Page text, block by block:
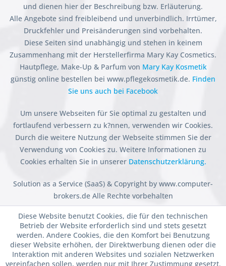
und dienen hier der Beschreibung bzw. Erläuterung.
Alle Angebote sind freibleibend und unverbindlich. Irrtümer,
Druckfehler und Preisänderungen sind vorbehalten.
Diese Seiten sind unabhängig und stehen in keinem
Zusammenhang mit der Herstellerfirma Mary Kay Cosmetics.
Hautpflege, Make-Up & Parfum von Mary Kay Kosmetik
günstig online bestellen bei www.pflegekosmetik.de. Finden
Sie uns auch bei Facebook
Um unsere Webseiten für Sie optimal zu gestalten und
fortlaufend verbessern zu k?nnen, verwenden wir Cookies.
Durch die weitere Nutzung der Webseite stimmen Sie der
Verwendung von Cookies zu. Weitere Informationen zu
Cookies erhalten Sie in unserer Datenschutzerklärung.
Solution as a Service (SaaS) & Copyright by www.computer-
brokers.de Alle Rechte vorbehalten
Diese Website benutzt Cookies, die für den technischen
Betrieb der Website erforderlich sind und stets gesetzt
werden. Andere Cookies, die den Komfort bei Benutzung
dieser Website erhöhen, der Direktwerbung dienen oder die
Interaktion mit anderen Websites und sozialen Netzwerken
vereinfachen sollen, werden nur mit Ihrer Zustimmung gesetzt.